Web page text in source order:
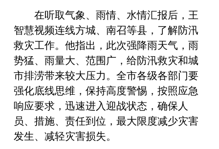
在听取气象、雨情、水情汇报后，王
智慧视频连线方城、南召等县，了解防汛
救灾工作。他指出，此次强降雨天气，雨
势猛、雨量大、范围广，给防汛救灾和城
市排涝带来较大压力。全市各级各部门要
强化底线思维，保持高度警惕，按照应急
响应要求，迅速进入迎战状态，确保人
员、措施、责任到位，最大限度减少灾害
发生、减轻灾害损失。